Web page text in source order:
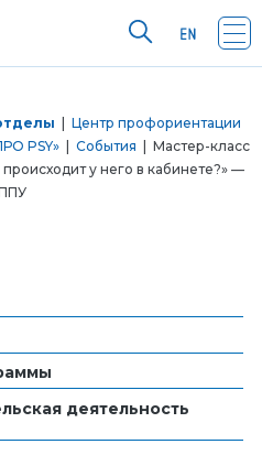
Центр профориентации
PSY»
События | Мастер-класс
происходит у него в кабинете?» —
деятельность